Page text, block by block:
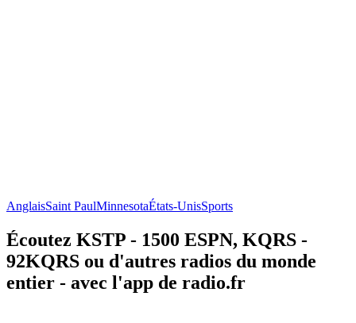
AnglaisSaint PaulMinnesotaÉtats-UnisSports
Écoutez KSTP - 1500 ESPN, KQRS -
92KQRS ou d'autres radios du monde
entier - avec l'app de radio.fr